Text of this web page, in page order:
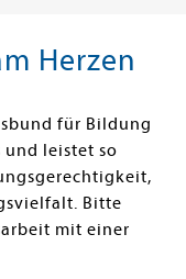
Herzen
für Bildung
leistet so
Bitte
mit einer